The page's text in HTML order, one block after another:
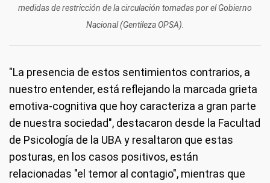
medidas de restricción de la circulación tomadas por el Gobierno
Nacional (Gentileza OPSA).
"La presencia de estos sentimientos contrarios, a
nuestro entender, está reflejando la marcada grieta
emotiva-cognitiva que hoy caracteriza a gran parte
de nuestra sociedad", destacaron desde la Facultad
de Psicología de la UBA y resaltaron que estas
posturas, en los casos positivos, están
relacionadas "el temor al contagio", mientras que